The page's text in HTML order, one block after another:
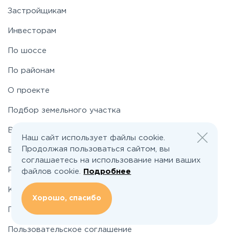
Застройщикам
Инвесторам
По шоссе
По районам
О проекте
Подбор земельного участка
Вакансии
Блог
Реклама и сотрудничество
Контакты
Политика конфиденциальности
Пользовательское соглашение
Наш сайт использует файлы cookie.
Продолжая пользоваться сайтом, вы
соглашаетесь на использование нами ваших
файлов cookie.
Подробнее
Хорошо, спасибо